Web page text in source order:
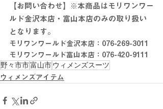
【お問い合わせ】※本商品はモリワンワー
ルド金沢本店・富山本店のみの取り扱い
となります。
モリワンワールド金沢本店：076-269-3011
モリワンワールド富山本店：076-420-9111
野々市市富山市ウィメンズスーツ
ウィメンズアイテム